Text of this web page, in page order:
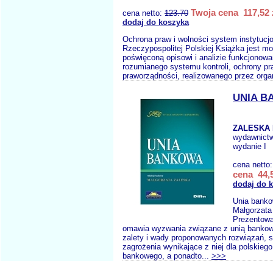
cena netto: 123.70 Twoja cena 117,52
dodaj do koszyka
Ochrona praw i wolności system
Rzeczypospolitej Polskiej Książka jest
poświęconą opisowi i analizie
rozumianego systemu kontroli, ochrony
praworządności, realizowanego przez
UNIA
ZALESKA
wydanie I
cena
cena
dodaj do
Unia
omawia wyzwania związane z unią
zalety i wady proponowanych rozwiązań,
zagrożenia wynikające z niej dla
bankowego, a ponadto... >>>